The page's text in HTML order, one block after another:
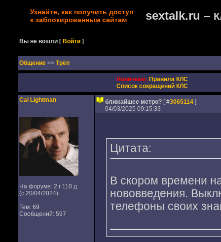
Узнайте, как получить доступ
к заблокированным сайтам
sextalk.ru –
Вы не вошли [Войти ]
Oбщение >> Трёп
Новичкам: Правила КЛС
Список сокращений КЛС
Cal Lightman
На форуме: 2 г 110 д
(с 20/04/2024)
Тем: 69
Сообщений: 597
ближайшее метро? [ #3065114]
04/03/2025 09:15:33
Цитата:
В скором времени
нововведения.
телефоны своих